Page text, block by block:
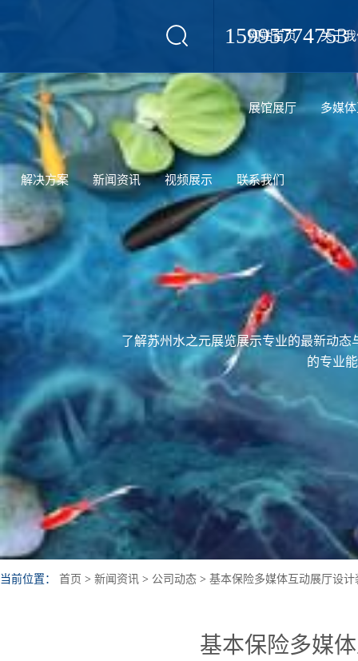
15995774753
网站首页 关于
展馆展厅 多媒
解决方案 新闻资讯 视频展示 联系我们
了解苏州水之元展览展示专业的最新动
的专业
当前位置： 首页 > 新闻资讯 > 公司动态 > 基本保险多媒体互动展厅设计
基本保险多媒